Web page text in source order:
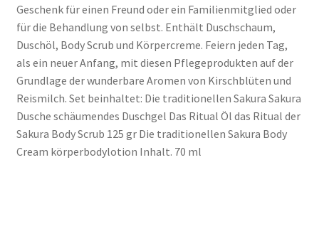
Geschenk für einen Freund oder ein Familienmitglied oder
für die Behandlung von selbst. Enthält Duschschaum,
Duschöl, Body Scrub und Körpercreme. Feiern jeden Tag,
als ein neuer Anfang, mit diesen Pflegeprodukten auf der
Grundlage der wunderbare Aromen von Kirschblüten und
Reismilch. Set beinhaltet: Die traditionellen Sakura Sakura
Dusche schäumendes Duschgel Das Ritual Öl das Ritual der
Sakura Body Scrub 125 gr Die traditionellen Sakura Body
Cream körperbodylotion Inhalt. 70 ml